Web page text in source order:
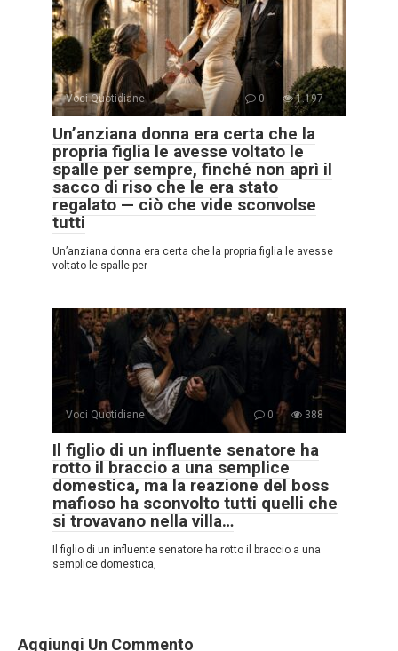
Voci Quotidiane 0 1.197
Un’anziana donna era certa che la
propria figlia le avesse voltato le
spalle per sempre, finché non aprì il
sacco di riso che le era stato
regalato — ciò che vide sconvolse
tutti
Un’anziana donna era certa che la propria figlia le avesse
voltato le spalle per
Voci Quotidiane 0 388
Il figlio di un influente senatore ha
rotto il braccio a una semplice
domestica, ma la reazione del boss
mafioso ha sconvolto tutti quelli che
si trovavano nella villa…
Il figlio di un influente senatore ha rotto il braccio a una
semplice domestica,
Aggiungi Un Commento